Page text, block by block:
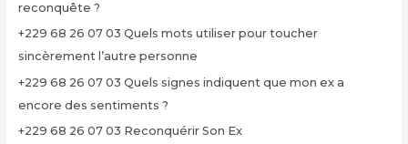
reconquête ?
+229 68 26 07 03 Quels mots utiliser pour toucher
sincèrement l’autre personne
+229 68 26 07 03 Quels signes indiquent que mon ex a
encore des sentiments ?
+229 68 26 07 03 Reconquérir Son Ex